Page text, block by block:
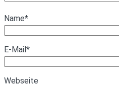
Name*
E-Mail*
Webseite